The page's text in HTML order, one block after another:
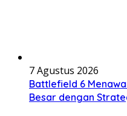
7 Agustus 2026
Battlefield 6
Besar dengan